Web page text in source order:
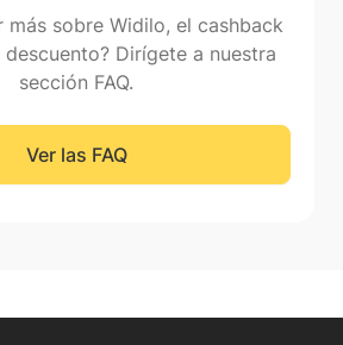
más sobre Widilo, el cashback
Dirígete a nuestra
sección FAQ.
Ver las FAQ